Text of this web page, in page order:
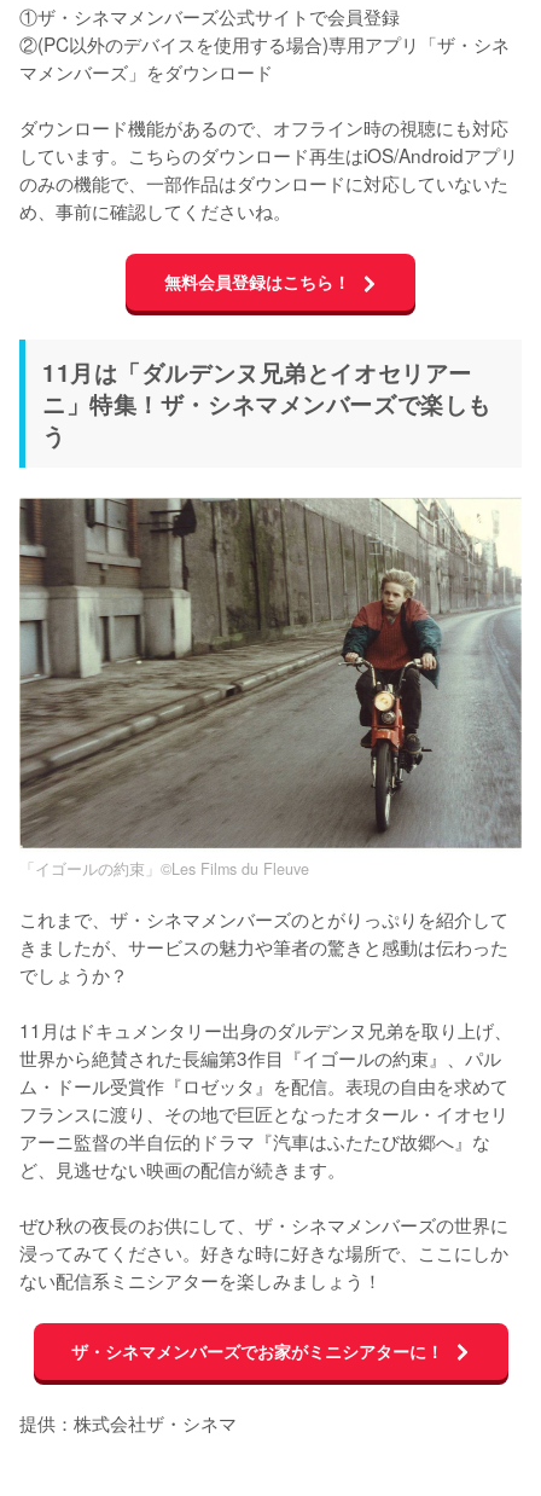
①ザ・シネマメンバーズ公式サイトで会員登録
②(PC以外のデバイスを使用する場合)専用アプリ「ザ・シネ
マメンバーズ」をダウンロード
ダウンロード機能があるので、オフライン時の視聴にも対応
しています。こちらのダウンロード再生はiOS/Androidアプリ
のみの機能で、一部作品はダウンロードに対応していないた
め、事前に確認してくださいね。
無料会員登録はこちら！
11月は「ダルデンヌ兄弟とイオセリアー
ニ」特集！ザ・シネマメンバーズで楽しも
う
「イゴールの約束」©Les Films du Fleuve
これまで、ザ・シネマメンバーズのとがりっぷりを紹介して
きましたが、サービスの魅力や筆者の驚きと感動は伝わった
でしょうか？
11月はドキュメンタリー出身のダルデンヌ兄弟を取り上げ、
世界から絶賛された長編第3作目『イゴールの約束』、パル
ム・ドール受賞作『ロゼッタ』を配信。表現の自由を求めて
フランスに渡り、その地で巨匠となったオタール・イオセリ
アーニ監督の半自伝的ドラマ『汽車はふたたび故郷へ』な
ど、見逃せない映画の配信が続きます。
ぜひ秋の夜長のお供にして、ザ・シネマメンバーズの世界に
浸ってみてください。好きな時に好きな場所で、ここにしか
ない配信系ミニシアターを楽しみましょう！
ザ・シネマメンバーズでお家がミニシアターに！
提供：株式会社ザ・シネマ